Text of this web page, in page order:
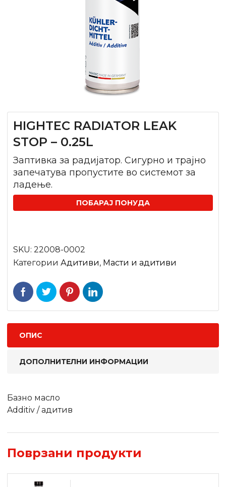
HIGHTEC RADIATOR LEAK
STOP – 0.25L
Заптивка за радијатор. Cигурно и трајно
запечатува пропустите во системот за
ладење.
ПОБАРАЈ ПОНУДА
SKU: 22008-0002
Категории Адитиви, Масти и адитиви
ОПИС
ДОПОЛНИТЕЛНИ ИНФОРМАЦИИ
Базно масло
Additiv / адитив
Поврзани продукти